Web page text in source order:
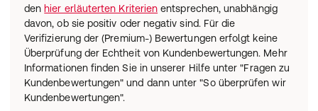
den hier erläuterten Kriterien entsprechen, unabhängig
davon, ob sie positiv oder negativ sind. Für die
Verifizierung der (Premium-) Bewertungen erfolgt keine
Überprüfung der Echtheit von Kundenbewertungen. Mehr
Informationen finden Sie in unserer Hilfe unter "Fragen zu
Kundenbewertungen" und dann unter "So überprüfen wir
Kundenbewertungen".